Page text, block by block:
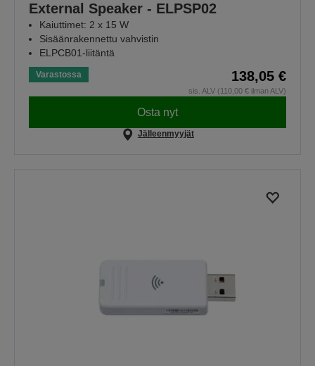
External Speaker - ELPSP02
Kaiuttimet: 2 x 15 W
Sisäänrakennettu vahvistin
ELPCB01-liitäntä
Varastossa 138,05 €
sis. ALV (110,00 € ilman ALV)
Osta nyt
Jälleenmyyjät